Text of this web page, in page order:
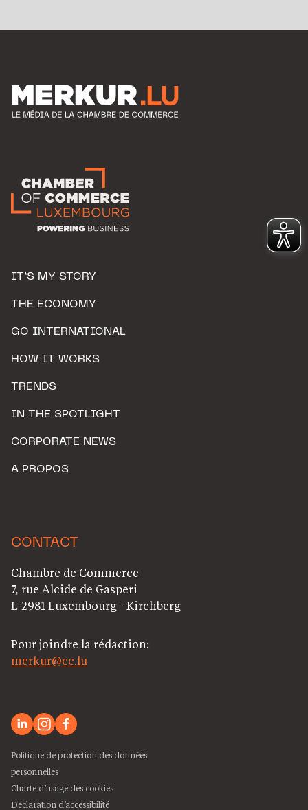
IT’S MY STORY
THE ECONOMY
GO INTERNATIONAL
HOW IT WORKS
TRENDS
IN THE SPOTLIGHT
CORPORATE NEWS
A PROPOS
CONTACT
Chambre de Commerce
7, rue Alcide de Gasperi
L-2981 Luxembourg - Kirchberg
Pour joindre la rédaction:
merkur@cc.lu
Politique de protection des données
personnelles
Charte d’usage des cookies
Déclaration d’accessibilité